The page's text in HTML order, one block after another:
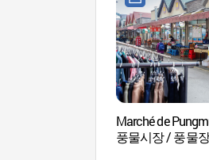
Marché de
풍물시장 / 풍물